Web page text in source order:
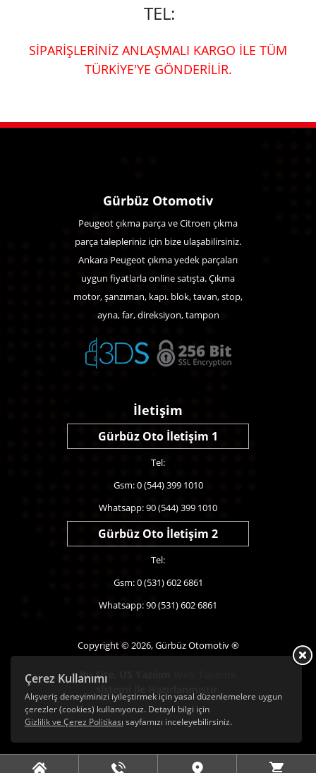
TEL:
SİPARİŞLERİNİZ ANLAŞMALI KARGO İLE TÜM
TÜRKİYE'YE GÖNDERİLİR.
Çerez Kullanımı
Alışveriş deneyiminizi iyileştirmek için yasal düzenlemelere uygun
çerezler (cookies) kullanıyoruz. Detaylı bilgi için
Gizlilik ve Çerez Politikası sayfamızı inceleyebilirsiniz.
Gürbüz Otomotiv
Peugeot çıkma parça ve Citroen çıkma
parça talepleriniz için bize ulaşabilirsiniz.
Ankara Peugeot çıkma yedek parçaları
uygun fiyatlarla online satışta. Çıkma
motor, şanzıman, kapı. blok, tavan, stop,
ayna, far, direksiyon, tampon
İletişim
Gürbüz Oto İletişim 1
Tel:
Gsm: 0 (544) 399 1010
Whatsapp: 90 (544) 399 1010
Gürbüz Oto İletişim 2
Tel:
Gsm: 0 (531) 602 6861
Whatsapp: 90 (531) 602 6861
Copyright © 2026, Gürbüz Otomotiv ®
Bu Site,